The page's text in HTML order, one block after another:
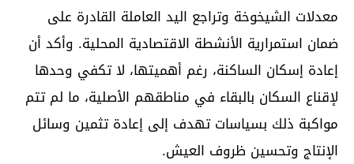
معدلات الشيخوخة وتراجع اليد العاملة القادرة على
ضمان استمرارية الأنشطة الاقتصادية المحلية. وأكد أن
إعادة إسكان الساكنة، رغم أهميتها، لا تكفي وحدها
لإقناع السكان بالبقاء في مناطقهم الأصلية، ما لم تتم
مواكبة ذلك بسياسات تهدف إلى إعادة تثمين وسائل
الإنتاج وتحسين ظروف العيش.